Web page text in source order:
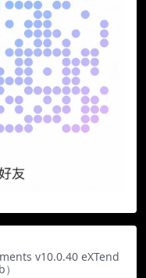
v10.0.40 eXTend